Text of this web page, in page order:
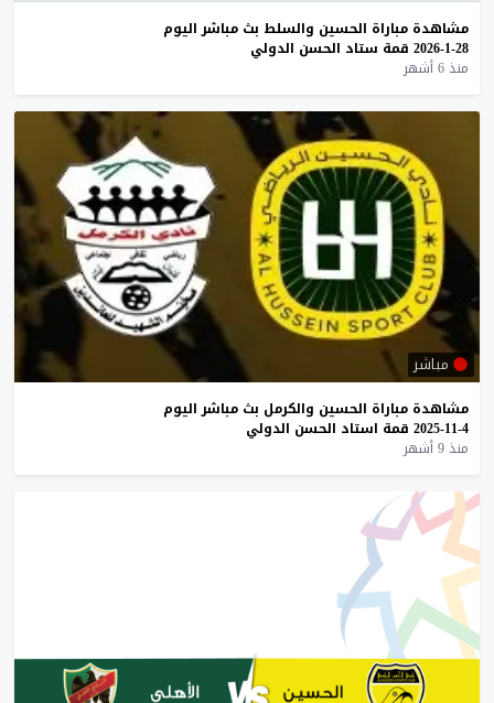
مشاهدة مباراة الحسين والسلط بث مباشر اليوم
28-1-2026
قمة ستاد الحسن الدولي
منذ 6 أشهر
مباشر
مشاهدة مباراة الحسين والكرمل بث مباشر اليوم
4-11-2025
قمة استاد الحسن الدولي
منذ 9 أشهر